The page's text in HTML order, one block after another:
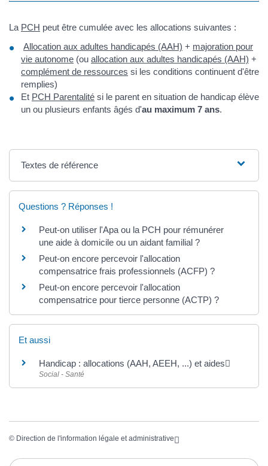
La PCH peut être cumulée avec les allocations suivantes :
Allocation aux adultes handicapés (AAH) + majoration pour
vie autonome (ou allocation aux adultes handicapés (AAH) +
complément de ressources si les conditions continuent d'être
remplies)
Et PCH Parentalité si le parent en situation de handicap élève
un ou plusieurs enfants âgés d'au maximum 7 ans.
Textes de référence
Questions ? Réponses !
Peut-on utiliser l'Apa ou la PCH pour rémunérer
une aide à domicile ou un aidant familial ?
Peut-on encore percevoir l'allocation
compensatrice frais professionnels (ACFP) ?
Peut-on encore percevoir l'allocation
compensatrice pour tierce personne (ACTP) ?
Et aussi
Handicap : allocations (AAH, AEEH, ...) et aides
Social - Santé
© Direction de l'information légale et administrative